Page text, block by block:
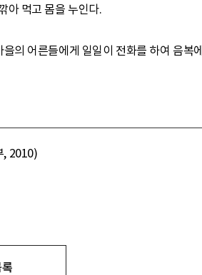
아 먹고 몸을 누인다.
의 어른들에게 일일이 전화를 하여 음복
, 2010)